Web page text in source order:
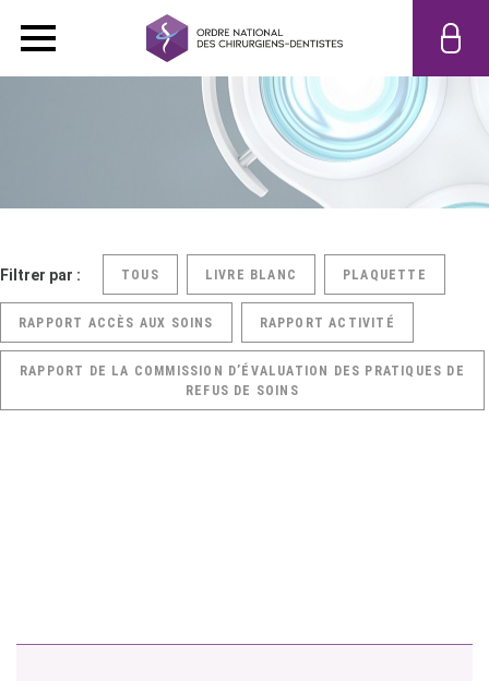
Filtrer par : TOUS LIVRE BLANC PLAQUETTE
RAPPORT ACCÈS AUX SOINS RAPPORT ACTIVITÉ
RAPPORT DE LA COMMISSION D’ÉVALUATION DES PRATIQUES DE
REFUS DE SOINS